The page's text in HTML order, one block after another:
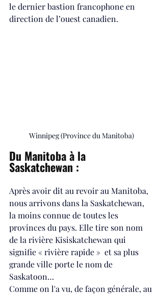
le dernier bastion francophone en
direction de l’ouest canadien.
Winnipeg (Province du Manitoba)
Du Manitoba à la
Saskatchewan :
Après avoir dit au revoir au Manitoba,
nous arrivons dans la Saskatchewan,
la moins connue de toutes les
provinces du pays. Elle tire son nom
de la rivière Kisiskatchewan qui
signifie « rivière rapide »  et sa plus
grande ville porte le nom de
Saskatoon…
Comme on l'a vu, de façon générale, au